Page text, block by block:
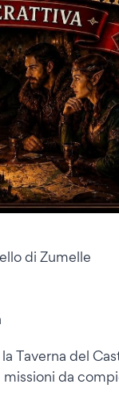
di Zumelle
Taverna del
da